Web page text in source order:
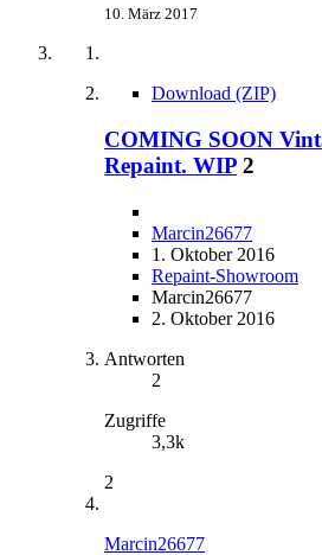
10. März 2017
Download (ZIP)
COMING SOON
Repaint. WIP 2
Marcin26677
1. Oktober 2016
Repaint-Showroom
Marcin26677
2. Oktober 2016
Antworten
2
Zugriffe
3,3k
2
Marcin26677